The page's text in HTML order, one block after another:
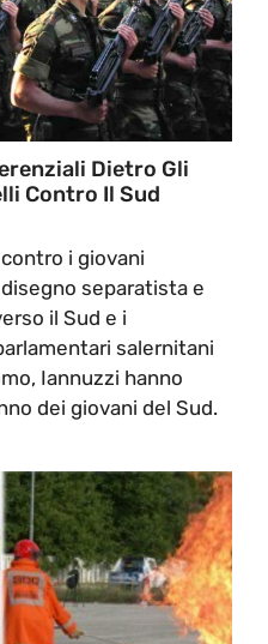
Dietro Gli
Contro Il Sud
i giovani
separatista e
il Sud e i
salernitani
Iannuzzi hanno
dei giovani del Sud.